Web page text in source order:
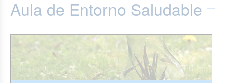
Aula de Entorno Saludable